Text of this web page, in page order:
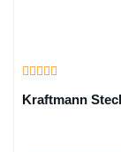
Kraftmann